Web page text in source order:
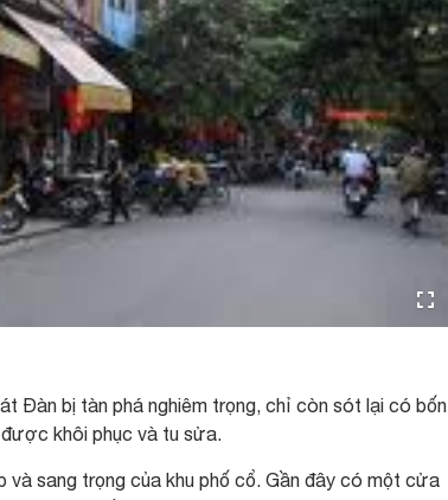
Đàn bị tàn phá nghiêm trọng, chỉ còn sót lại có bốn
khôi phục và tu sửa.
sang trọng của khu phố cổ. Gần đây có một cửa